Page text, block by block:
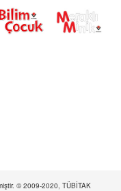
© 2009-2020, TÜBİTAK